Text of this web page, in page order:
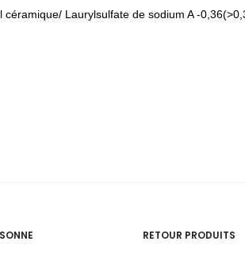
Laurylsulfate de sodium A -
RETOUR PRODUITS